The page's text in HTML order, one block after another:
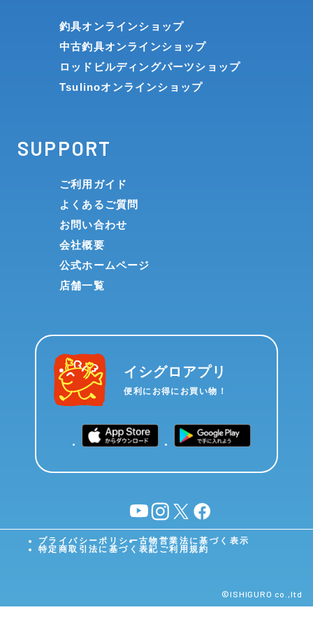
釣具オンラインショップ
中古釣具オンラインショップ
ロッドビルディングパーツショップ
Tsulinoオンラインショップ
SUPPORT
ご利用ガイド
よくあるご質問
お問い合わせ
会社概要
公式ホームページ
店舗一覧
イシグロアプリ
便利にお得にお買い物！
YouTubeinstagram
X facebook
プライバシーポリシー古物営業法に基づく表示
特定商取引法に基づく表記 ご利用規約
©︎ISHIGURO co.,ltd